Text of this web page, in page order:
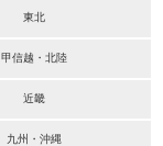
東北
甲信越・北陸
近畿
九州・沖縄